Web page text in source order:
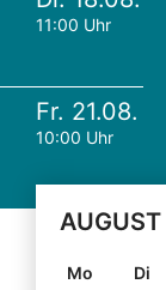
11:00 Uhr
Fr. 21.08.
10:00 Uhr
AUGUST
Mo Di